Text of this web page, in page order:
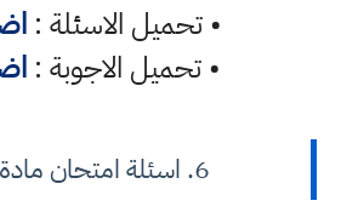
• تحميل الاسئلة :
• تحميل الاجوبة :
6. اسئلة امتحان مادة الفيزياء